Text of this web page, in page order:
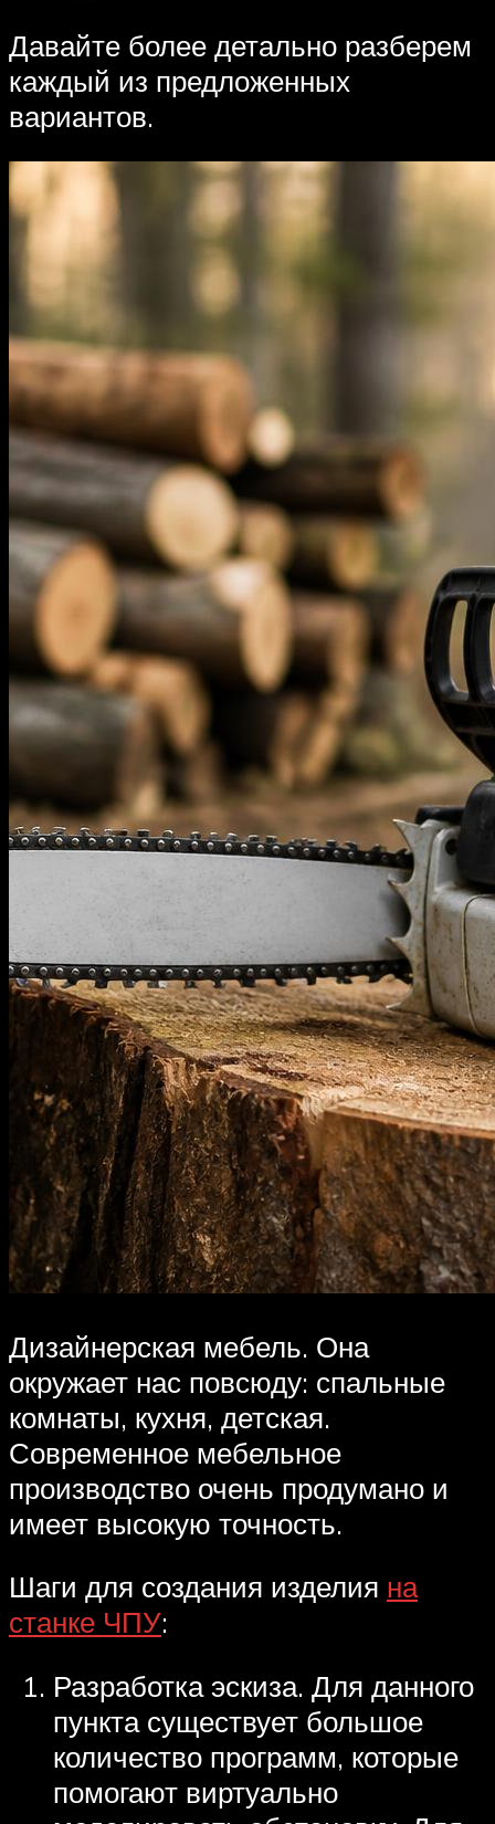
Давайте более детально разберем
каждый из предложенных
вариантов.
Дизайнерская мебель. Она
окружает нас повсюду: спальные
комнаты, кухня, детская.
Современное мебельное
производство очень продумано и
имеет высокую точность.
Шаги для создания изделия на
станке ЧПУ:
Разработка эскиза. Для данного
пункта существует большое
количество программ, которые
помогают виртуально